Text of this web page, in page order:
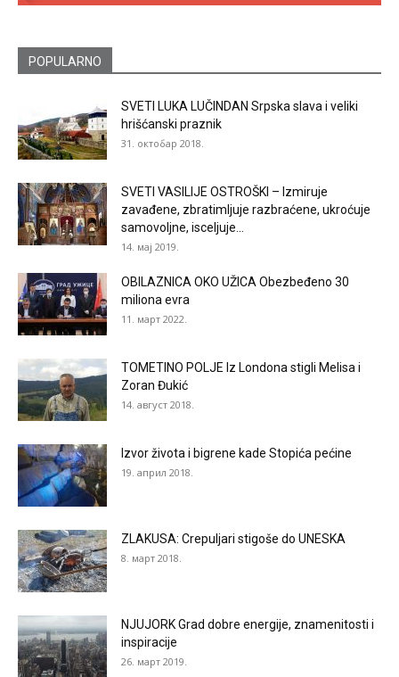
POPULARNO
SVETI LUKA LUČINDAN Srpska slava i veliki
hrišćanski praznik
31. октобар 2018.
SVETI VASILIJE OSTROŠKI – Izmiruje
zavađene, zbratimljuje razbraćene, ukroćuje
samovoljne, isceljuje...
14. мај 2019.
OBILAZNICA OKO UŽICA Obezbeđeno 30
miliona evra
11. март 2022.
TOMETINO POLJE Iz Londona stigli Melisa i
Zoran Đukić
14. август 2018.
Izvor života i bigrene kade Stopića pećine
19. април 2018.
ZLAKUSA: Crepuljari stigoše do UNESKA
8. март 2018.
NJUJORK Grad dobre energije, znamenitosti i
inspiracije
26. март 2019.